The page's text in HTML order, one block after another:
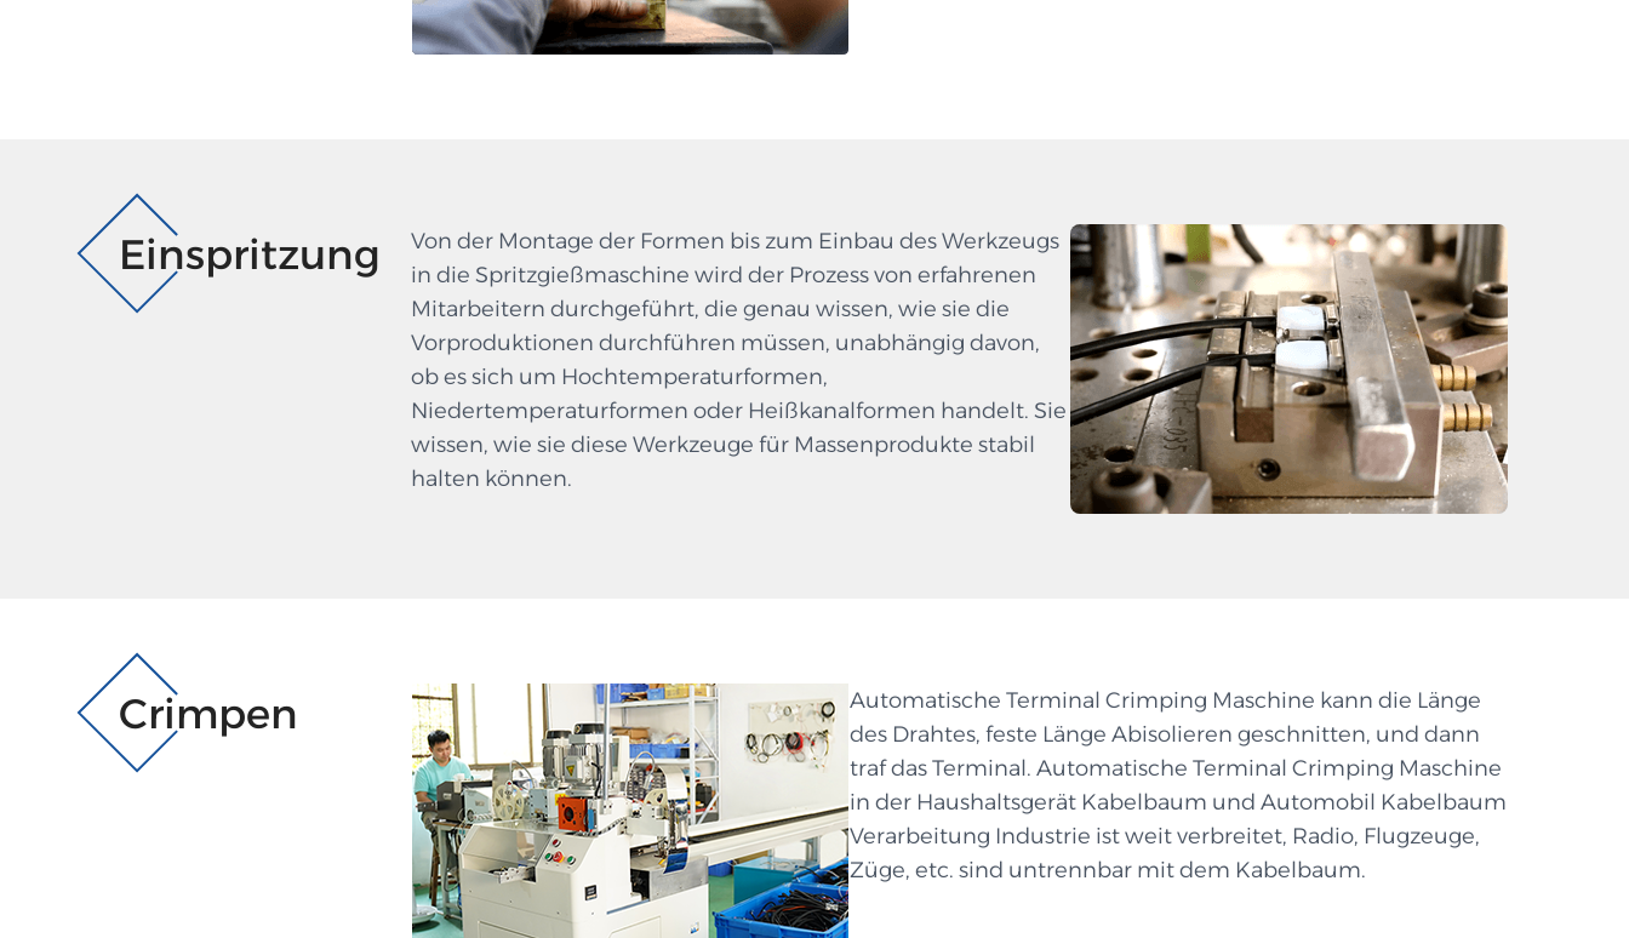
Einspritzung
Von der Montage der Formen bis zum Einbau des Werkzeugs
in die Spritzgießmaschine wird der Prozess von erfahrenen
Mitarbeitern durchgeführt, die genau wissen, wie sie die
Vorproduktionen durchführen müssen, unabhängig davon,
ob es sich um Hochtemperaturformen,
Niedertemperaturformen oder Heißkanalformen handelt. Sie
wissen, wie sie diese Werkzeuge für Massenprodukte stabil
halten können.
Crimpen
Automatische Terminal Crimping Maschine kann die Länge
des Drahtes, feste Länge Abisolieren geschnitten, und dann
traf das Terminal. Automatische Terminal Crimping Maschine
in der Haushaltsgerät Kabelbaum und Automobil Kabelbaum
Verarbeitung Industrie ist weit verbreitet, Radio, Flugzeuge,
Züge, etc. sind untrennbar mit dem Kabelbaum.